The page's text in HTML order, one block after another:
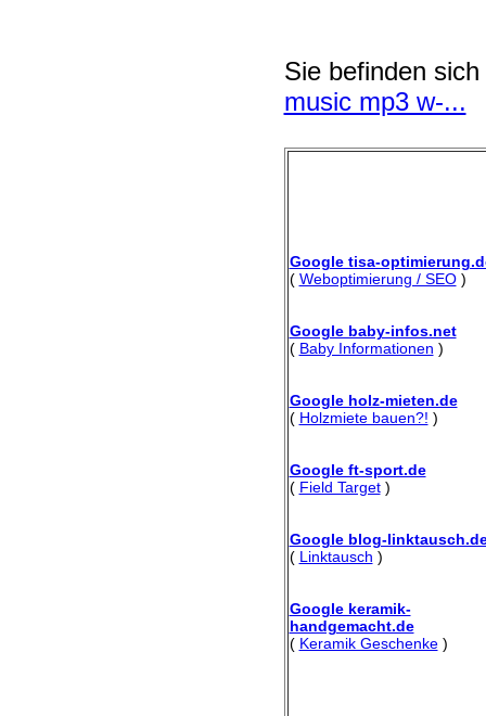
Sie befinden
music mp3 w-...
Google tisa-
( Weboptimierung / SEO)
Google baby-infos.net
( Baby Informationen )
Google holz-mieten.de
( Holzmiete bauen?! )
Google ft-sport.de
( Field Target)
Google blog-
( Linktausch )
Google keramik-
handgemacht.de
( Keramik Geschenke)